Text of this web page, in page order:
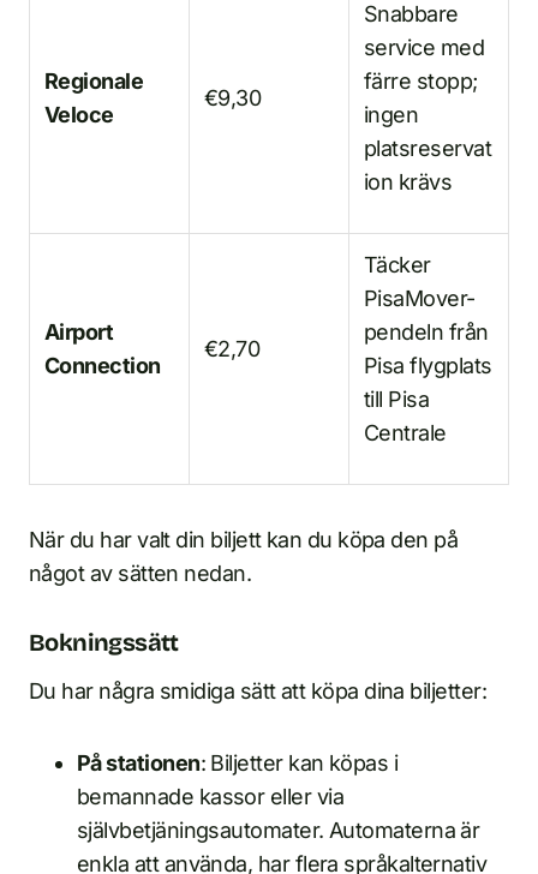
Regionale
Veloce
€9,30
Snabbare
service med
färre stopp;
ingen
platsreservat
ion krävs
Airport
Connection
€2,70
Täcker
PisaMover-
pendeln från
Pisa flygplats
till Pisa
Centrale
När du har valt din biljett kan du köpa den på
något av sätten nedan.
Bokningssätt
Du har några smidiga sätt att köpa dina biljetter:
På stationen: Biljetter kan köpas i
bemannade kassor eller via
självbetjäningsautomater. Automaterna är
enkla att använda, har flera språkalternativ